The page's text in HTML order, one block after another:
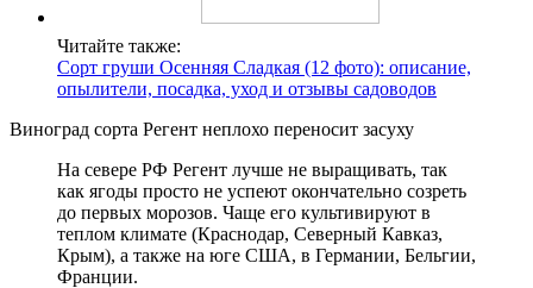
Читайте также:
Сорт груши Осенняя Сладкая (12 фото): описание,
опылители, посадка, уход и отзывы садоводов
Виноград сорта Регент неплохо переносит засуху
На севере РФ Регент лучше не выращивать, так
как ягоды просто не успеют окончательно созреть
до первых морозов. Чаще его культивируют в
теплом климате (Краснодар, Северный Кавказ,
Крым), а также на юге США, в Германии, Бельгии,
Франции.